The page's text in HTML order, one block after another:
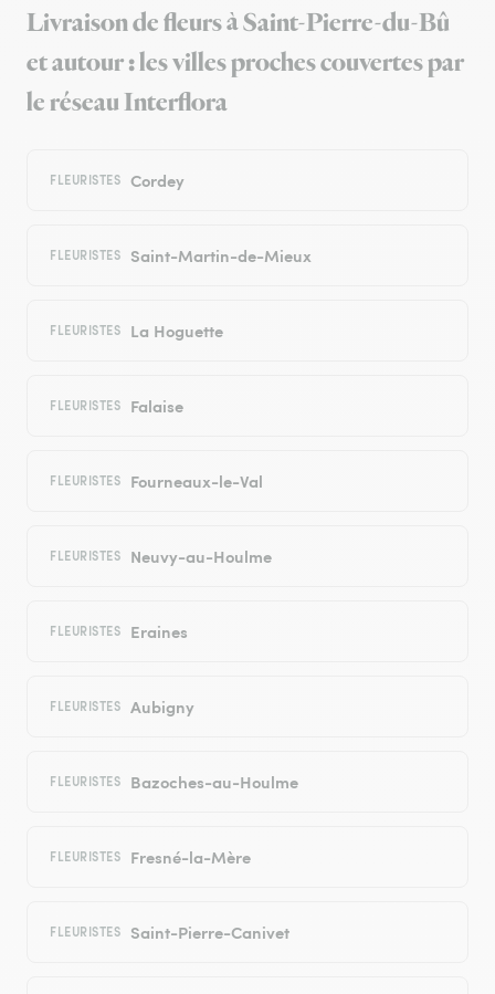
Livraison de fleurs à Saint-Pierre-du-Bû
et autour : les villes proches couvertes par
le réseau Interflora
FLEURISTES Cordey
FLEURISTES Saint-Martin-de-Mieux
FLEURISTES La Hoguette
FLEURISTES Falaise
FLEURISTES Fourneaux-le-Val
FLEURISTES Neuvy-au-Houlme
FLEURISTES Eraines
FLEURISTES Aubigny
FLEURISTES Bazoches-au-Houlme
FLEURISTES Fresné-la-Mère
FLEURISTES Saint-Pierre-Canivet